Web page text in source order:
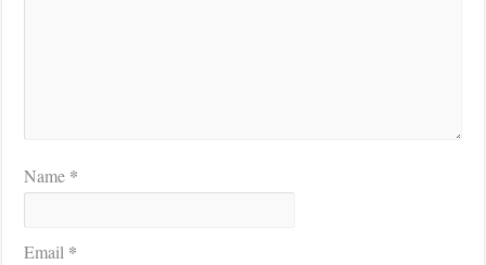
Name *
Email *